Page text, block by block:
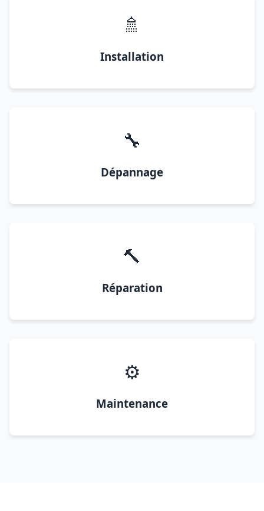
🚿
Installation
🔧
Dépannage
🔨
Réparation
⚙️
Maintenance